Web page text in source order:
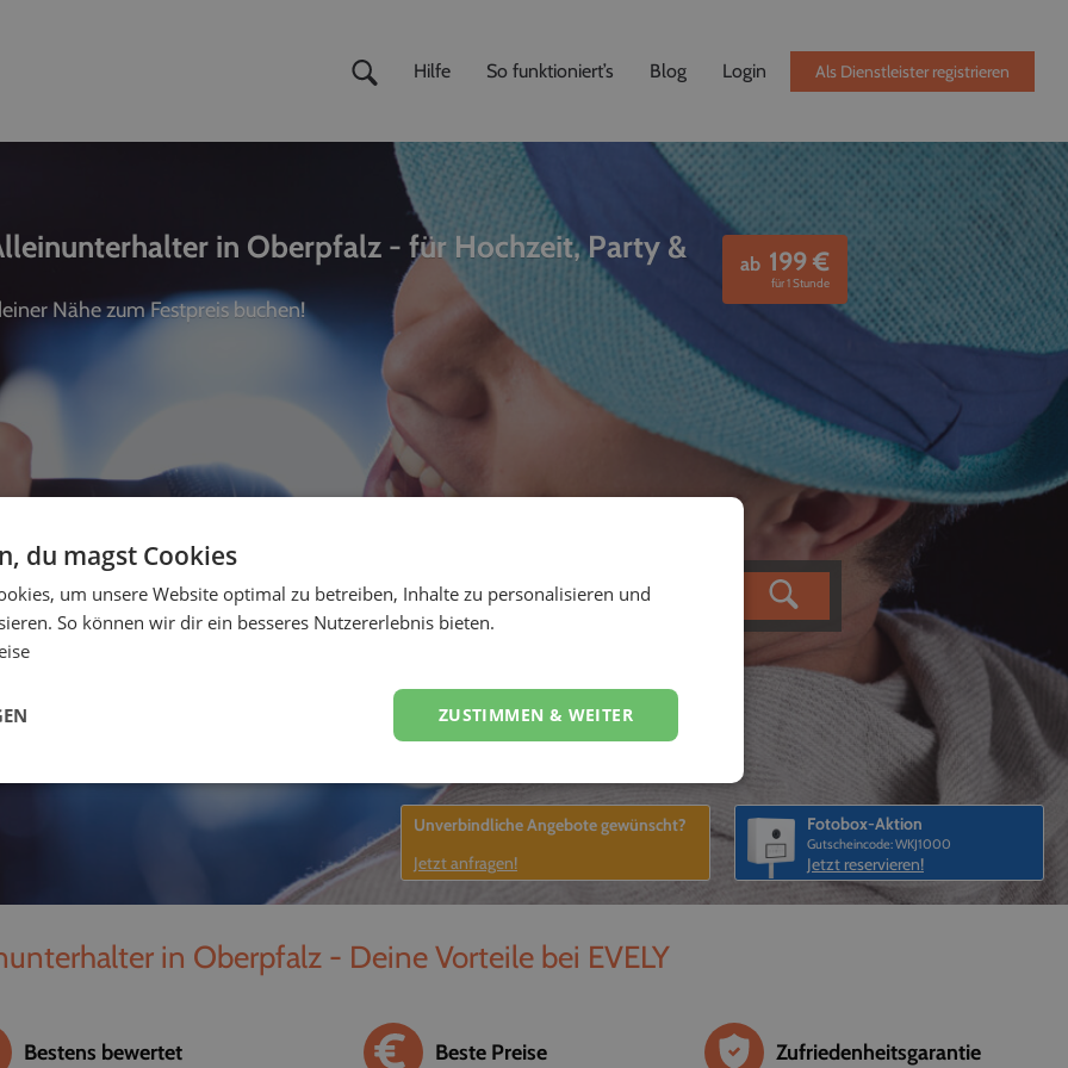
Hilfe So funktioniert’s Blog Login Als Dienstleister registrieren
in Oberpfalz - für Hochzeit, Party &
Nähe zum Festpreis buchen!
ab 199€
für 1 Stunde
Sänger
-
Fotobox-Aktion
Gutscheincode: WKJ1000
Jetzt reservieren!
Unverbindliche Angebote gewünscht?
Jetzt anfragen!
in Oberpfalz - Deine Vorteile bei EVELY
Bestens bewertet Beste Preise Zufriedenheitsgarantie
du magst Cookies
um unsere Website optimal zu betreiben, Inhalte zu personalisieren und
So können wir dir ein besseres Nutzererlebnis bieten.
ZUSTIMMEN & WEITER